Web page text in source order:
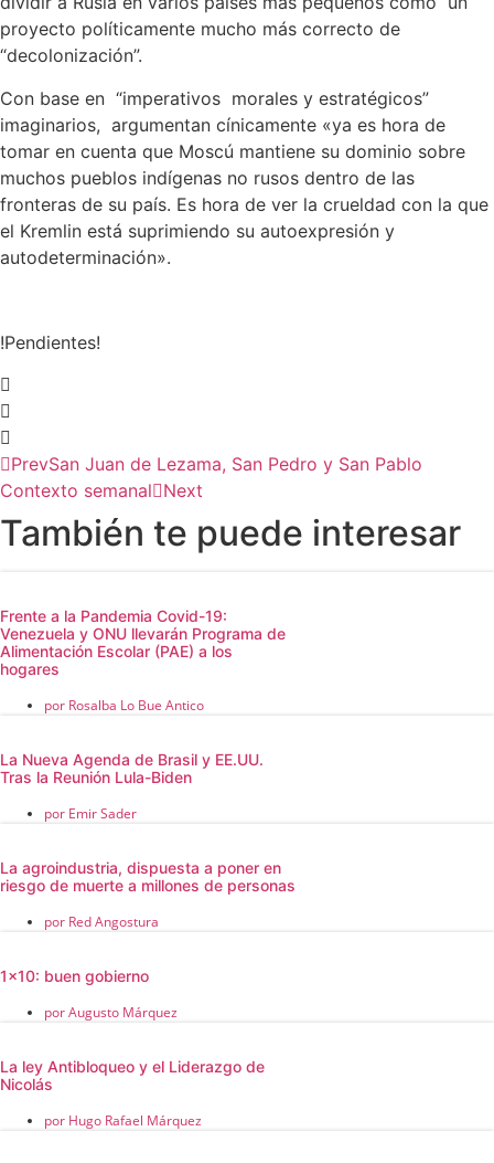
proyecto políticamente mucho más correcto de
“decolonización”.
Con base en “imperativos morales y estratégicos”
imaginarios, argumentan cínicamente «ya es hora de
tomar en cuenta que Moscú mantiene su dominio sobre
muchos pueblos indígenas no rusos dentro de las
fronteras de su país. Es hora de ver la crueldad con la que
el Kremlin está suprimiendo su autoexpresión y
autodeterminación».
!Pendientes!
PrevSan Juan de Lezama, San Pedro y San Pablo
Contexto semanal Next
También te puede interesar
Frente a la Pandemia Covid-19:
Venezuela y ONU llevarán Programa de
Alimentación Escolar (PAE) a los
hogares
por Rosalba Lo Bue Antico
La Nueva Agenda de Brasil y EE.UU.
Tras la Reunión Lula-Biden
por Emir Sader
La agroindustria, dispuesta a poner en
riesgo de muerte a millones de personas
por Red Angostura
1×10: buen gobierno
porAugusto Márquez
La ley Antibloqueo y el Liderazgo de
Nicolás
por Hugo Rafael Márquez